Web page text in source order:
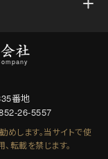
番地
26-5557
します。当サイトで使
転載を禁じます。